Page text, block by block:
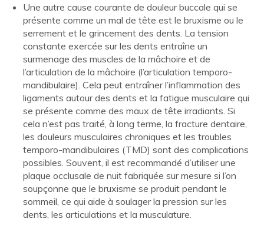
Une autre cause courante de douleur buccale qui se
présente comme un mal de tête est le bruxisme ou le
serrement et le grincement des dents. La tension
constante exercée sur les dents entraîne un
surmenage des muscles de la mâchoire et de
l’articulation de la mâchoire (l’articulation temporo-
mandibulaire). Cela peut entraîner l’inflammation des
ligaments autour des dents et la fatigue musculaire qui
se présente comme des maux de tête irradiants. Si
cela n’est pas traité, à long terme, la fracture dentaire,
les douleurs musculaires chroniques et les troubles
temporo-mandibulaires (TMD) sont des complications
possibles. Souvent, il est recommandé d’utiliser une
plaque occlusale de nuit fabriquée sur mesure si l’on
soupçonne que le bruxisme se produit pendant le
sommeil, ce qui aide à soulager la pression sur les
dents, les articulations et la musculature.